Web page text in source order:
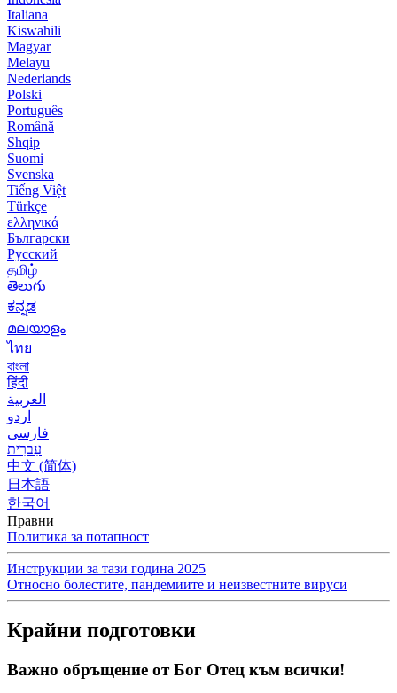
Italiana
Kiswahili
Magyar
Melayu
Nederlands
Polski
Português
Română
Shqip
Suomi
Svenska
Tiếng Việt
Türkçe
ελληνικά
Български
Русский
தமிழ்
తెలుగు
ಕನ್ನಡ
മലയാളം
ไทย
বাংলা
हिंदी
العربية
اردو
فارسی
עִברִית
中文 (简体)
日本語
한국어
Правни
Политика за потапност
Инструкции за тази година 2025
Относно болестите, пандемиите и неизвестните вируси
Крайни подготовки
Важно обръщение от Бог Отец към всички!